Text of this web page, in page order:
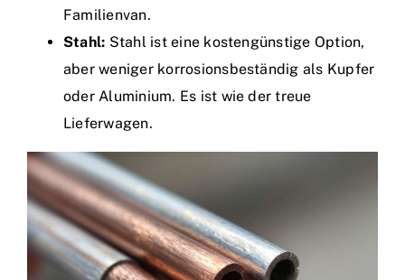
Familienvan.
Stahl: Stahl ist eine kostengünstige Option,
aber weniger korrosionsbeständig als Kupfer
oder Aluminium. Es ist wie der treue
Lieferwagen.